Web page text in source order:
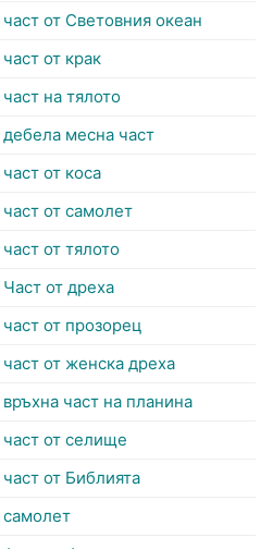
част от Световния океан
част от крак
част на тялото
дебела месна част
част от коса
част от самолет
част от тялото
Част от дреха
част от прозорец
част от женска дреха
връхна част на планина
част от селище
част от Библията
самолет